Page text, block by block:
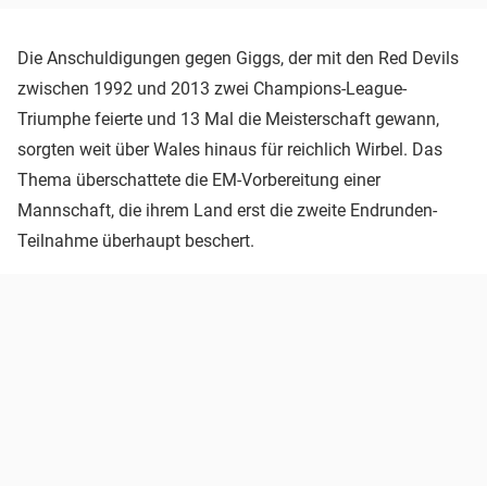
Die Anschuldigungen gegen Giggs, der mit den Red Devils
zwischen 1992 und 2013 zwei Champions-League-
Triumphe feierte und 13 Mal die Meisterschaft gewann,
sorgten weit über Wales hinaus für reichlich Wirbel. Das
Thema überschattete die EM-Vorbereitung einer
Mannschaft, die ihrem Land erst die zweite Endrunden-
Teilnahme überhaupt beschert.